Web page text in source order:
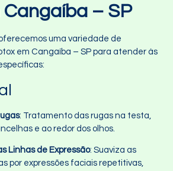
Cangaíba – SP
uma variedade de
em Cangaíba – SP para atender às
: Tratamento das rugas na testa,
e ao redor dos olhos.
Linhas de Expressão: Suaviza as
por expressões faciais repetitivas,